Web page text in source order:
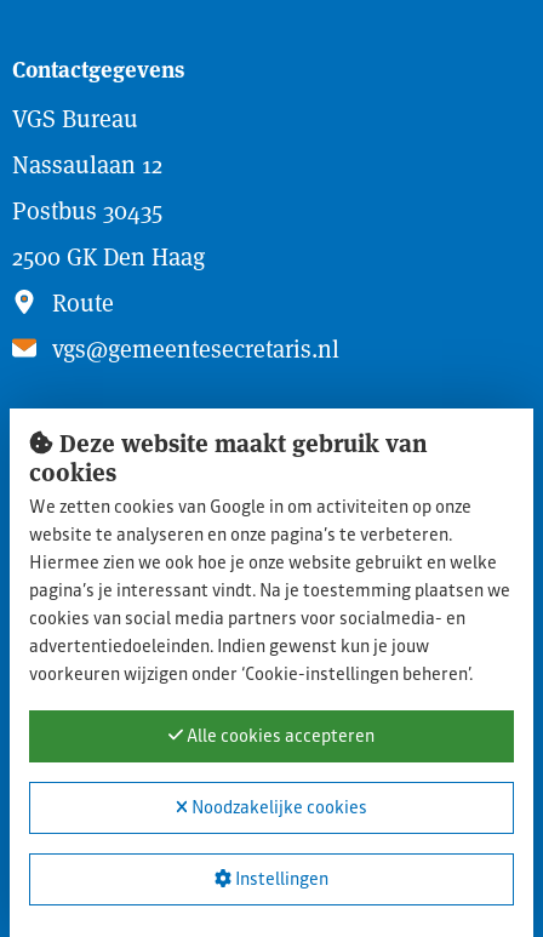
Contactgegevens
VGS Bureau
Nassaulaan 12
Postbus 30435
2500 GK Den Haag
Route
vgs@gemeentesecretaris.nl
Snel naar
Inloggen ledengedeelte
Lid worden
Aanmelden nieuwe leden
Privacy statement
Cookie policy
Blijf op de hoogte
Deze website maakt gebruik van
cookies
We zetten cookies van Google in om activiteiten op onze
website te analyseren en onze pagina’s te verbeteren.
Hiermee zien we ook hoe je onze website gebruikt en welke
pagina’s je interessant vindt. Na je toestemming plaatsen we
cookies van social media partners voor socialmedia- en
advertentiedoeleinden. Indien gewenst kun je jouw
voorkeuren wijzigen onder ‘Cookie-instellingen beheren’.
Alle cookies accepteren
Noodzakelijke cookies
Instellingen